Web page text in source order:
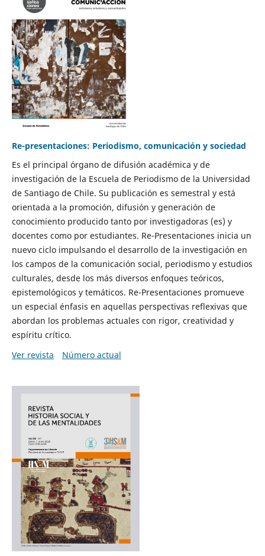
Re-presentaciones: Periodismo, comunicación y sociedad
Es el principal órgano de difusión académica y de
investigación de la Escuela de Periodismo de la Universidad
de Santiago de Chile. Su publicación es semestral y está
orientada a la promoción, difusión y generación de
conocimiento producido tanto por investigadoras (es) y
docentes como por estudiantes. Re-Presentaciones inicia un
nuevo ciclo impulsando el desarrollo de la investigación en
los campos de la comunicación social, periodismo y estudios
culturales, desde los más diversos enfoques teóricos,
epistemológicos y temáticos. Re-Presentaciones promueve
un especial énfasis en aquellas perspectivas reflexivas que
abordan los problemas actuales con rigor, creatividad y
espíritu crítico.
Ver revista
Número actual